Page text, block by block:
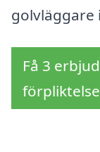
golvläggare
Få 3